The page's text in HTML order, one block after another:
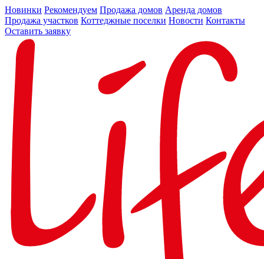
Новинки Рекомендуем Продажа домов Аренда домов
Продажа участков Коттеджные поселки Новости Контакты
Оставить заявку